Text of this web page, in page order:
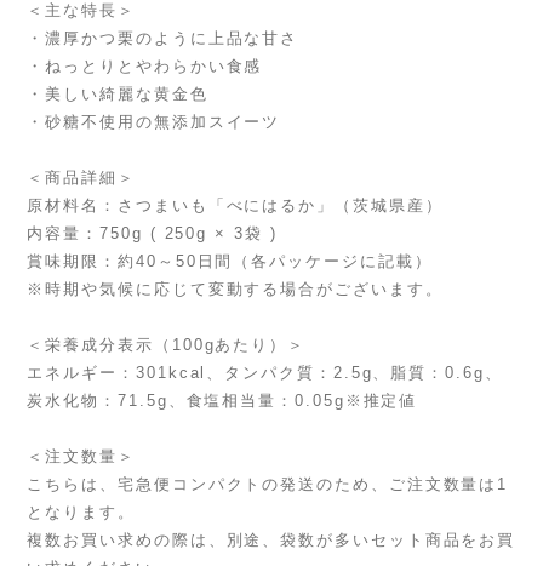
＜主な特長＞
・濃厚かつ栗のように上品な甘さ
・ねっとりとやわらかい食感
・美しい綺麗な黄金色
・砂糖不使用の無添加スイーツ
＜商品詳細＞
原材料名：さつまいも「べにはるか」（茨城県産）
内容量：750g ( 250g × 3袋 )
賞味期限：約40～50日間（各パッケージに記載）
※時期や気候に応じて変動する場合がございます。
＜栄養成分表示（100gあたり）＞
エネルギー：301kcal、タンパク質：2.5g、脂質：0.6g、
炭水化物：71.5g、食塩相当量：0.05g※推定値
＜注文数量＞
こちらは、宅急便コンパクトの発送のため、ご注文数量は1
となります。
複数お買い求めの際は、別途、袋数が多いセット商品をお買